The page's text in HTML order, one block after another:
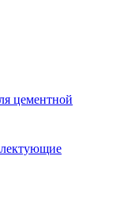
цементной